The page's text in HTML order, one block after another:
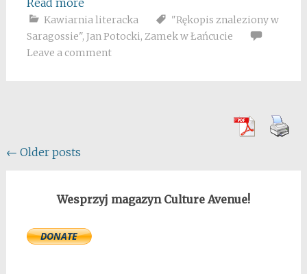
Read more
Kawiarnia literacka
"Rękopis znaleziony w
Saragossie", Jan Potocki, Zamek w Łańcucie
Leave a comment
Posts
← Older posts
Wesprzyj magazyn Culture Avenue!